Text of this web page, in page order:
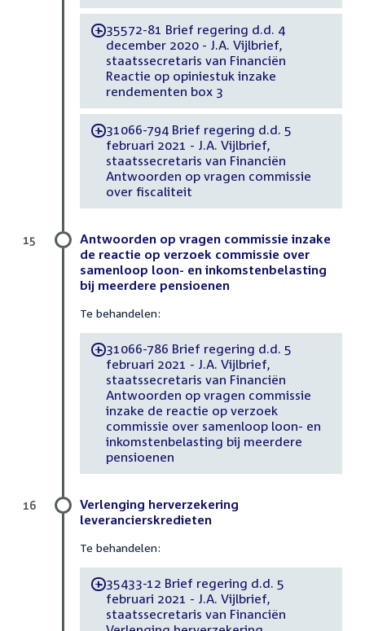
-35572-81 Brief regering d.d. 4
december 2020 - J.A. Vijlbrief,
staatssecretaris van Financiën
Reactie op opiniestuk inzake
rendementen box 3
-31066-794 Brief regering d.d. 5
februari 2021 - J.A. Vijlbrief,
staatssecretaris van Financiën
Antwoorden op vragen commissie
over fiscaliteit
Antwoorden op vragen commissie inzake
de reactie op verzoek commissie over
samenloop loon- en inkomstenbelasting
bij meerdere pensioenen
Te behandelen:
-31066-786 Brief regering d.d. 5
februari 2021 - J.A. Vijlbrief,
staatssecretaris van Financiën
Antwoorden op vragen commissie
inzake de reactie op verzoek
commissie over samenloop loon- en
inkomstenbelasting bij meerdere
pensioenen
15
Verlenging herverzekering
leverancierskredieten
Te behandelen:
-35433-12 Brief regering d.d. 5
februari 2021 - J.A. Vijlbrief,
staatssecretaris van Financiën
16